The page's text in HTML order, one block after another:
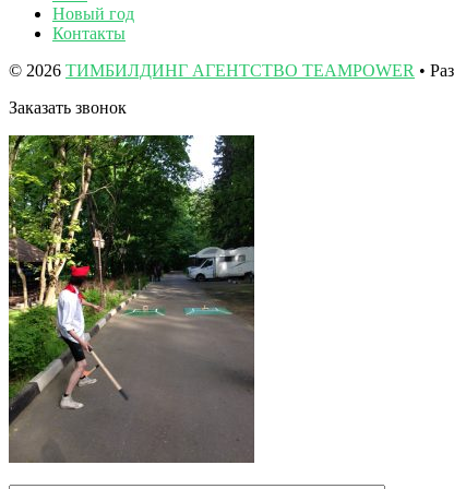
Новый год
Контакты
© 2026 ТИМБИЛДИНГ АГЕНТСТВО TEAMPOWER •
Заказать звонок